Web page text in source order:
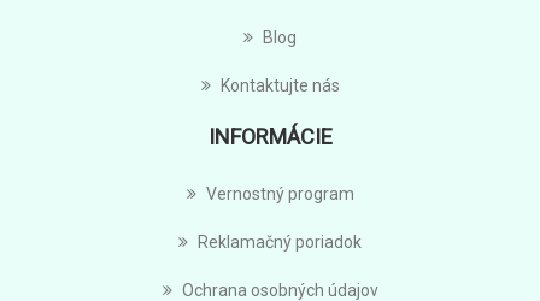
Blog
Kontaktujte nás
INFORMÁCIE
Vernostný program
Reklamačný poriadok
Ochrana osobných údajov